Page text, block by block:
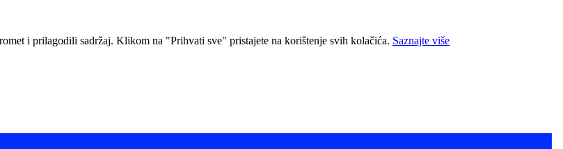
i prilagodili sadržaj. Klikom na "Prihvati sve" pristajete na korištenje svih kolačića. Saznajte više